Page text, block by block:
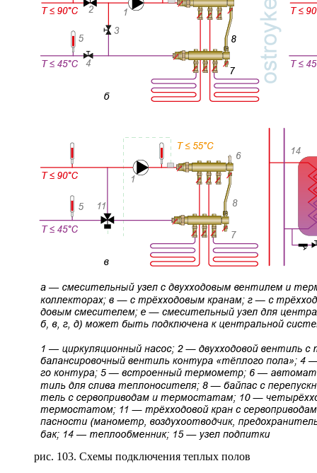
рис. 103. Схемы подключения теплых полов